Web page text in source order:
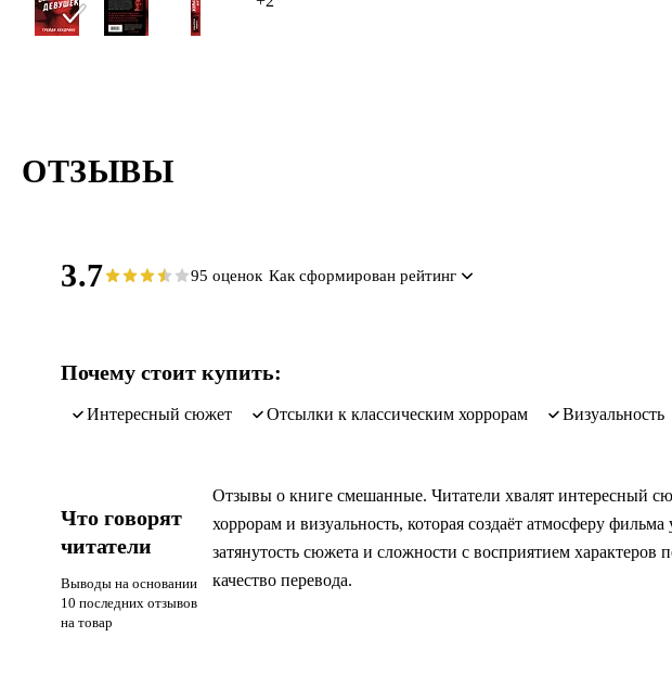
ОТЗЫВЫ
3.7 95 оценок Как сформирован рейтинг
Почему стоит купить:
интересный сюжет отсылки к классическим хоррорам визуальность
Что говорят
читатели
Выводы на основании
10 последних отзывов
на товар
Отзывы о книге смешанные. Читатели хвалят интересный
хоррорам и визуальность, которая создаёт атмосферу
затянутость сюжета и сложности с восприятием характеров
качество перевода.